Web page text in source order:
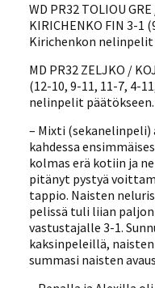
WD PR32 TOLIOU
KIRICHENKO FIN 3-1
Kirichenkon nelinpelit
MD PR32 ZELJKO /
(12-10, 9-11, 11-7, 4-
nelinpelit
– Mixti (sekanelinpeli)
kahdessa
kolmas erä kotiin ja
pitänyt pystyä
tappio. Naisten
pelissä tuli liian
vastustajalle 3-1.
kaksinpeleillä,
summasi naisten